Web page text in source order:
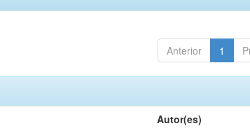
Anterior 1
Autor(es)